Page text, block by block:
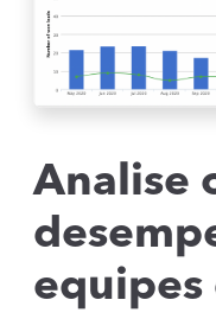
Analise
equipes